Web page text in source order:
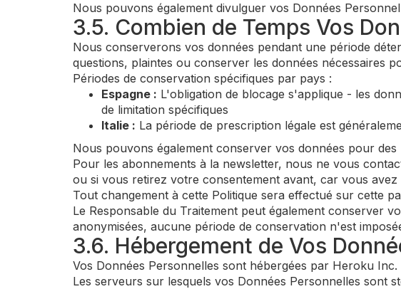
Nous pouvons également divulguer vos Données
3.5. Combien de Temps Vos
Nous conserverons vos données pendant une période
questions, plaintes ou conserver les données nécessaires
Périodes de conservation spécifiques par pays :
Espagne : L'obligation de blocage s'applique - les
de limitation spécifiques
Italie : La période de prescription légale est
Nous pouvons également conserver vos données pour
Pour les abonnements à la newsletter, nous ne vous
ou si vous retirez votre consentement avant, car vous
Tout changement à cette Politique sera effectué sur cette
Le Responsable du Traitement peut également conserver
anonymisées, aucune période de conservation n'est
3.6. Hébergement de Vos
Vos Données Personnelles sont hébergées par Heroku
Les serveurs sur lesquels vos Données Personnelles sont